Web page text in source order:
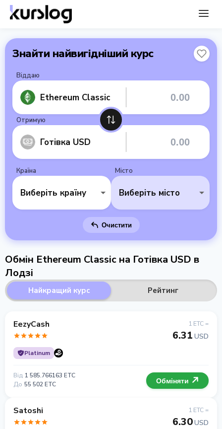
Знайти найвигідніший курс
Віддаю
Ethereum Classic
Отримую
Готівка USD
Країна
Виберіть країну
Місто
Виберіть місто
Очистити
Обмін Ethereum Classic на Готівка USD в
Лодзі
Найкращий курс Рейтинг
EezyCash
Platinum
1 ETC =
6.31 USD
Від 1 585.766163 ETC
До 55 502 ETC Обміняти
Satoshi 1 ETC =
6.30USD